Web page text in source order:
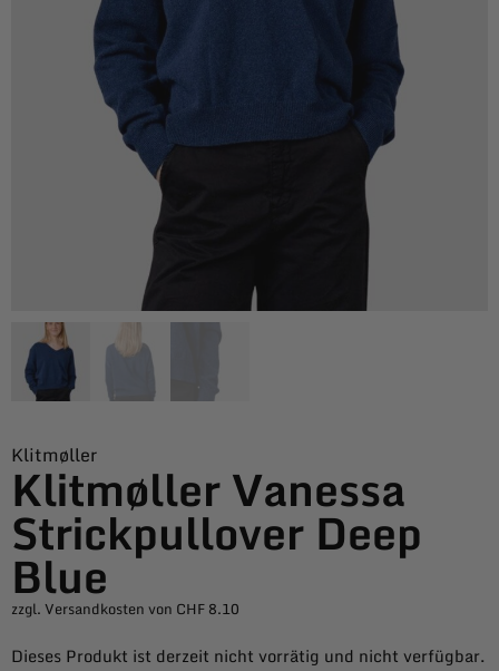
Klitmøller
Klitmøller Vanessa
Strickpullover Deep
Blue
zzgl. Versandkosten von CHF 8.10
Dieses Produkt ist derzeit nicht vorrätig und nicht verfügbar.